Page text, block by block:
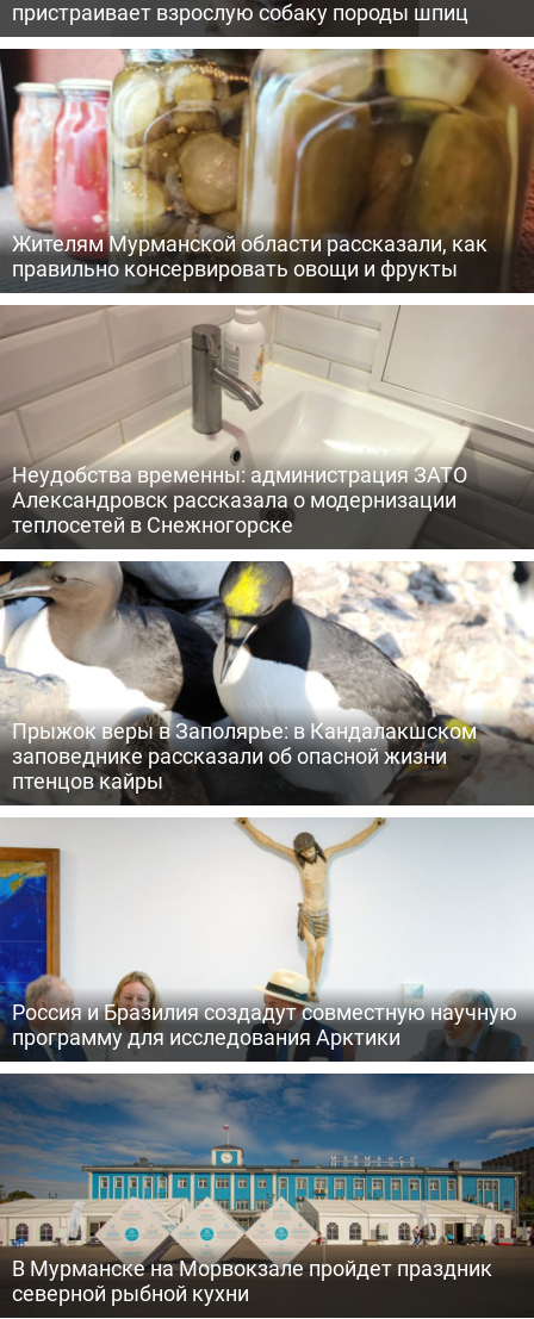
пристраивает взрослую собаку породы шпиц
Жителям Мурманской области рассказали, как
правильно консервировать овощи и фрукты
Неудобства временны: администрация ЗАТО
Александровск рассказала о модернизации
теплосетей в Снежногорске
Прыжок веры в Заполярье: в Кандалакшском
заповеднике рассказали об опасной жизни
птенцов кайры
Россия и Бразилия создадут совместную научную
программу для исследования Арктики
В Мурманске на Морвокзале пройдет праздник
северной рыбной кухни